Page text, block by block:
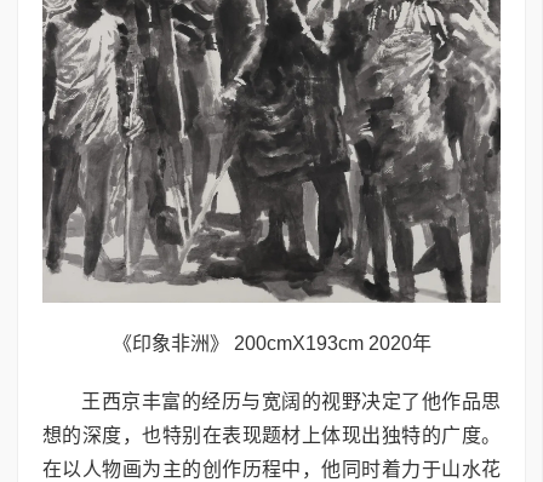
《印象非洲》 200cmX193cm 2020年
王西京丰富的经历与宽阔的视野决定了他作品思
想的深度，也特别在表现题材上体现出独特的广度。
在以人物画为主的创作历程中，他同时着力于山水花